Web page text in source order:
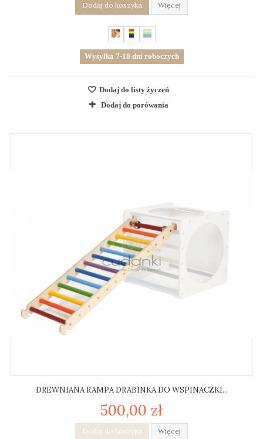
Dodaj do koszyka Więcej
Wysyłka 7-18 dni roboczych
Dodaj do listy życzeń
Dodaj do porówania
DREWNIANA RAMPA DRABINKA DO WSPINACZKI...
500,00 zł
Dodaj do koszyka Więcej